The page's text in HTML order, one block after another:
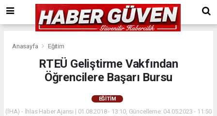
Anasayfa Eğitim
RTEÜ Geliştirme Vakfından
Öğrencilere Başarı Bursu
EĞITIM
(İHA) - İhlas Haber Ajansı | 01.08.2018 - 13:10, Güncelleme: 04.05.2023 - 11:50